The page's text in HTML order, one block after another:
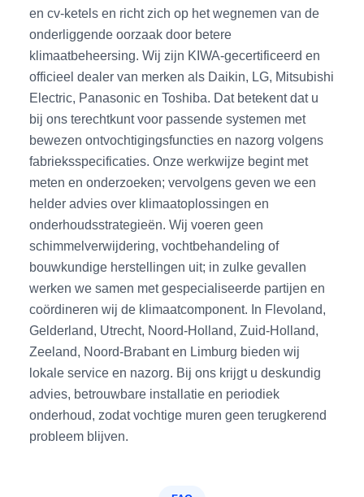
en cv-ketels en richt zich op het wegnemen van de
onderliggende oorzaak door betere
klimaatbeheersing. Wij zijn KIWA-gecertificeerd en
officieel dealer van merken als Daikin, LG, Mitsubishi
Electric, Panasonic en Toshiba. Dat betekent dat u
bij ons terechtkunt voor passende systemen met
bewezen ontvochtigingsfuncties en nazorg volgens
fabrieksspecificaties. Onze werkwijze begint met
meten en onderzoeken; vervolgens geven we een
helder advies over klimaatoplossingen en
onderhoudsstrategieën. Wij voeren geen
schimmelverwijdering, vochtbehandeling of
bouwkundige herstellingen uit; in zulke gevallen
werken we samen met gespecialiseerde partijen en
coördineren wij de klimaatcomponent. In Flevoland,
Gelderland, Utrecht, Noord-Holland, Zuid-Holland,
Zeeland, Noord-Brabant en Limburg bieden wij
lokale service en nazorg. Bij ons krijgt u deskundig
advies, betrouwbare installatie en periodiek
onderhoud, zodat vochtige muren geen terugkerend
probleem blijven.